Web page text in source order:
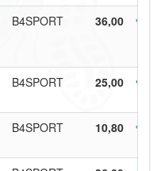
B4SPORT 36,00
B4SPORT 25,00
B4SPORT 10,80